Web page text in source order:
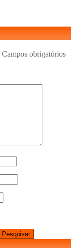
Campos obrigatórios